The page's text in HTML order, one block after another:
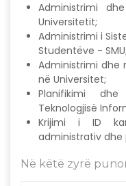
Administrimi
Universitetit;
Administrimi i
Studentëve - SMU;
Administrimi dhe
në Universitet;
Planifikimi
Teknologjisë
Krijimi i ID
administrativ dhe
Në këtë zyrë